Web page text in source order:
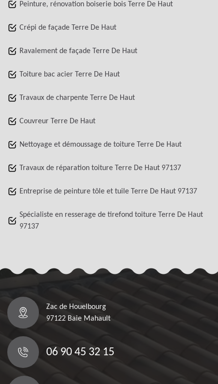
Peinture, rénovation boiserie bois Terre De Haut
Crépi de façade Terre De Haut
Ravalement de façade Terre De Haut
Toiture bac acier Terre De Haut
Travaux de charpente Terre De Haut
Couvreur Terre De Haut
Nettoyage et démoussage de toiture Terre De Haut
Travaux de réparation toiture Terre De Haut 97137
Entreprise de peinture tôle et tuile Terre De Haut 97137
Spécialiste en resserage de tirefond toiture Terre De Haut
97137
Zac de Houelbourg
97122 Baie Mahault
06 90 45 32 15